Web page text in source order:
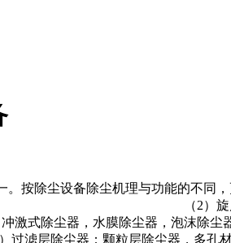
按除尘设备除尘机理与功能的不同
尘器。 （2）旋风除尘装
膜除尘器，泡沫除尘器，斜
材料除尘器，纸质